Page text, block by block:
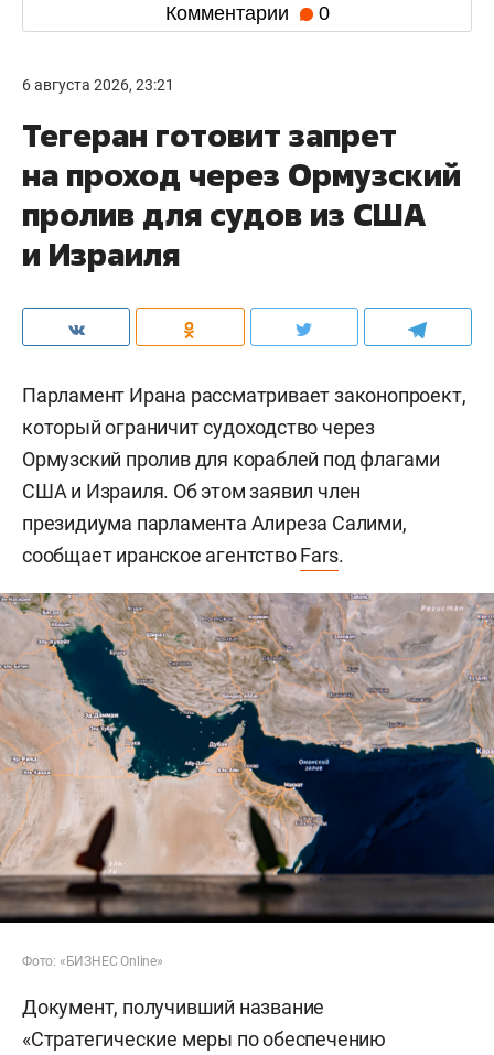
Комментарии 0
6 августа 2026, 23:21
Тегеран готовит запрет
на проход через Ормузский
пролив для судов из США
и Израиля
Парламент Ирана рассматривает законопроект,
который ограничит судоходство через
Ормузский пролив для кораблей под флагами
США и Израиля. Об этом заявил член
президиума парламента Алиреза Салими,
сообщает иранское агентствоFars.
Фото: «БИЗНЕС Online»
Документ, получивший название
«Стратегические меры по обеспечению